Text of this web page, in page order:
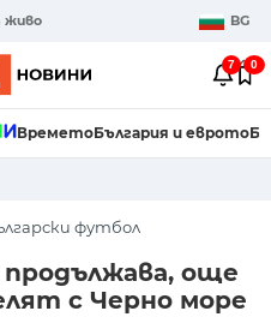
живо BG
7 0
ВреметоБългария и еврото
футбол
още
с Черно море